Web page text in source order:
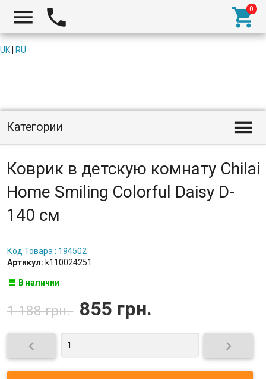
  
UK RU
Категории 
Коврик в детскую комнату Chilai
Home Smiling Colorful Daisy D-
140 см
Код Товара : 194502
Артикул: k110024251
В наличии
1 188 грн. 855 грн.
 